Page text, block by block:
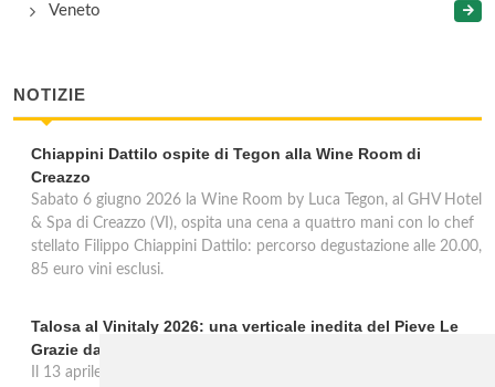
Veneto
NOTIZIE
Chiappini Dattilo ospite di Tegon alla Wine Room di
Creazzo
Sabato 6 giugno 2026 la Wine Room by Luca Tegon, al GHV Hotel
& Spa di Creazzo (VI), ospita una cena a quattro mani con lo chef
stellato Filippo Chiappini Dattilo: percorso degustazione alle 20.00,
85 euro vini esclusi.
Talosa al Vinitaly 2026: una verticale inedita del Pieve Le
Grazie dal 2016 al 2020
Il 13 aprile 2026 al Vinitaly, Talosa presenta la verticale inedita del